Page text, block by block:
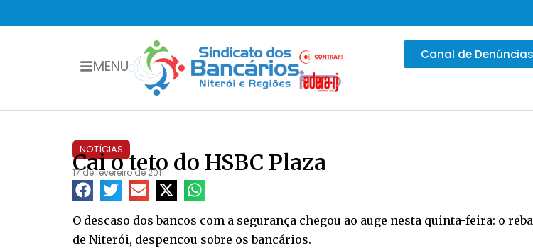
MENU
Canal de Denúncias
NOTÍCIAS
Cai o teto do HSBC Plaza
17 de fevereiro de 2011
O descaso dos bancos com a segurança chegou ao auge nesta quinta-feira: o
de Niterói, despencou sobre os bancários.